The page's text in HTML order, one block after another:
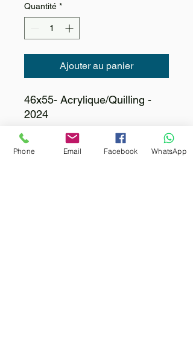
Quantité *
Ajouter au panier
46x55- Acrylique/Quilling -
2024
Phone Email Facebook WhatsApp